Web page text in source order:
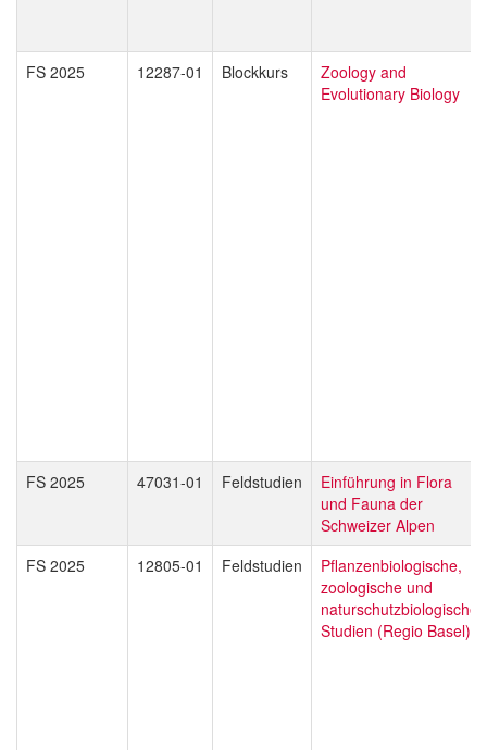
FS 2025 12287-01 Blockkurs
Zoology and
Evolutionary Biology
FS 2025 47031-01 Feldstudien
Einführung in Flora
und Fauna der
Schweizer Alpen
FS 2025
12805-01 Feldstudien
Pflanzenbiologische,
zoologische und
naturschutzbiologische
Studien (Regio Basel)